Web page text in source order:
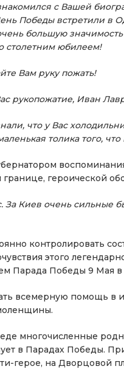
с Вашей
Победы встретили в
большую
столетним юбилеем!
Вам руку пожать!
рукопожатие, Иван
что у Вас
толика того,
героической
За Киев очень сильные
контролировать
этого
Парада Победы 9 Мая
всемерную помощь
многочисленные
в Парадах Победы.
герое, на Дворцовой